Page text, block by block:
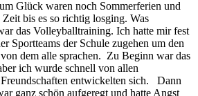
Glück waren noch Sommerferien und
bis es so richtig losging. Was
das Volleyballtraining. Ich hatte mir fest
Sportteams der Schule zugehen um den
von dem alle sprachen. Zu Beginn war das
ich wurde schnell von allen
entwickelten sich. Dann
ganz schön aufgeregt und hatte Angst